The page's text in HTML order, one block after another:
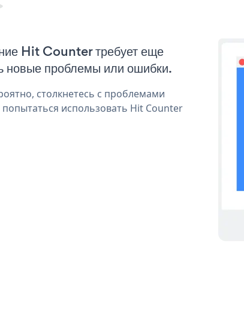
Hit Counter требует еще
новые проблемы или ошибки.
столкнетесь с проблемами
использовать Hit Counter